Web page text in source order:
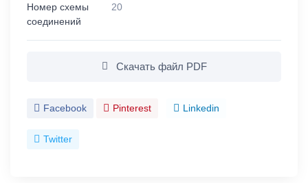
Номер схемы
соединений
20
Скачать файл PDF
Facebook Pinterest Linkedin
Twitter